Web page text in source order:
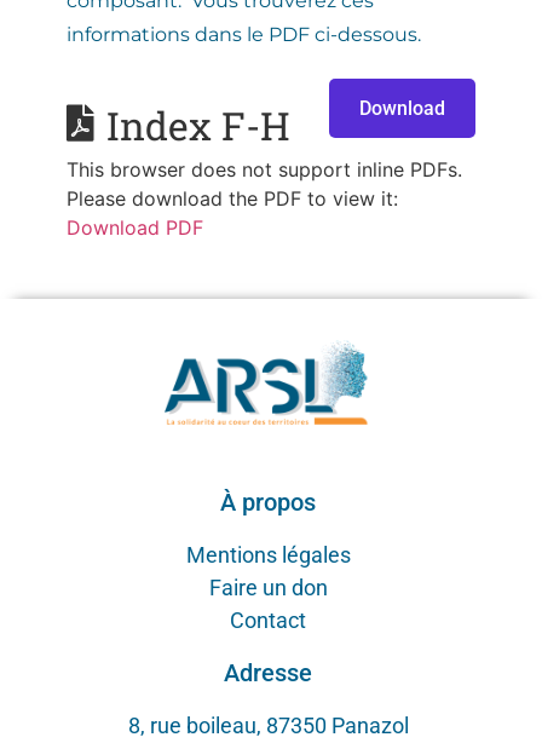
informations dans le PDF ci-dessous.
Index F-H Download
This browser does not support inline PDFs.
Please download the PDF to view it:
Download PDF
À propos
Mentions légales
Faire un don
Contact
Adresse
8, rue boileau, 87350 Panazol